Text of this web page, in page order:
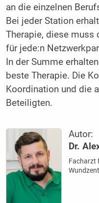
an die einzelnen
Bei jeder Station
Therapie, diese muss
für jede:n
In der Summe
beste Therapie. Die
Koordination und die
Beteiligten.
Autor:
Dr.
Facharzt